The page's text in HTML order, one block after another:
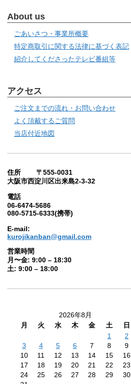
About us
ごあいさつ・事業所概要
特定商取引に関する法律に基づく表記
紹介してくださったテレビ番組等
アクセス
ご注文までの流れ・お問い合わせ
よく頂戴するご質問
当店付近地図
住所 〒555-0031
大阪市西淀川区出来島2-3-32
電話
06-6474-5686
080-5715-6333(携帯)
E-mail:
kurojikanban@gmail.com
営業時間
月〜金: 9:00 – 18:30
土: 9:00 – 18:00
2026年8月
月
火 水 木 金 土
日
1
2
3
4 5 6 7 8
9
10
11 12 13 14 15
16
17
18 19 20 21 22
23
24
25 26 27 28 29
30